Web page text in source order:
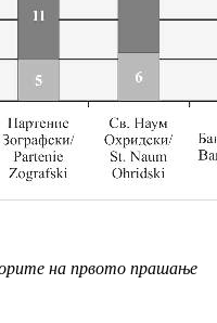
на првото прашање